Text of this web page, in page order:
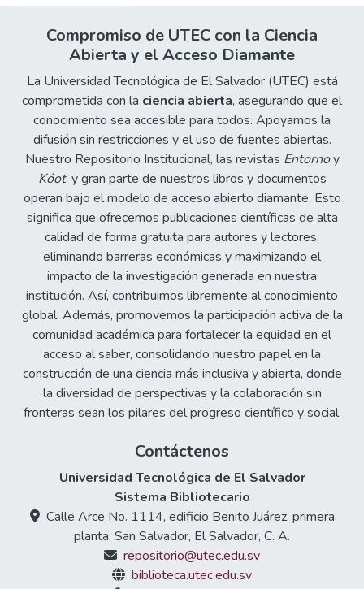
Compromiso de UTEC con la Ciencia
Abierta y el Acceso Diamante
La Universidad Tecnológica de El Salvador (UTEC) está
comprometida con la ciencia abierta, asegurando que el
conocimiento sea accesible para todos. Apoyamos la
difusión sin restricciones y el uso de fuentes abiertas.
Nuestro Repositorio Institucional, las revistas Entornoy
Kóot, y gran parte de nuestros libros y documentos
operan bajo el modelo de acceso abierto diamante. Esto
significa que ofrecemos publicaciones científicas de alta
calidad de forma gratuita para autores y lectores,
eliminando barreras económicas y maximizando el
impacto de la investigación generada en nuestra
institución. Así, contribuimos libremente al conocimiento
global. Además, promovemos la participación activa de la
comunidad académica para fortalecer la equidad en el
acceso al saber, consolidando nuestro papel en la
construcción de una ciencia más inclusiva y abierta, donde
la diversidad de perspectivas y la colaboración sin
fronteras sean los pilares del progreso científico y social.
Contáctenos
Universidad Tecnológica de El Salvador
Sistema Bibliotecario
Calle Arce No. 1114, edificio Benito Juárez, primera
planta, San Salvador, El Salvador, C. A.
repositorio@utec.edu.sv
biblioteca.utec.edu.sv